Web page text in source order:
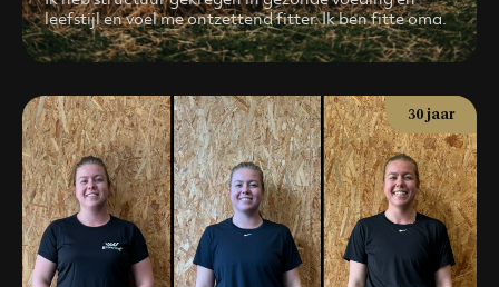
leefstijl en voel me ontzettend fitter. Ik ben fitte oma.
30 jaar